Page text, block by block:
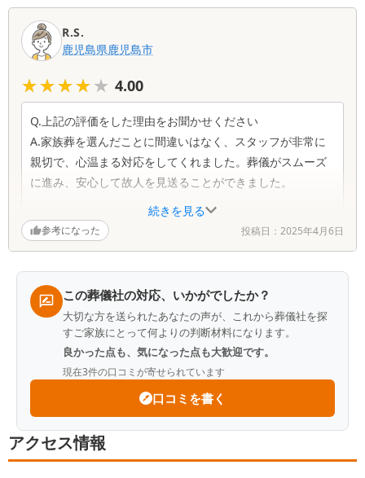
A.スタッフの皆さんが丁寧で親切でした。親族の気持ちに
寄り添いながら、すべてがスムーズに進むよう配慮してく
ださったことに感謝しています。
Q.改善点はありますか？お気づきの点をお聞かせください
A.改善すべき点はありません。心から感謝しております。
続きを見る
R.S.
鹿児島県鹿児島市
★★★★★
★★★★★ 4.00
Q.上記の評価をした理由をお聞かせください
A.家族葬を選んだことに間違いはなく、スタッフが非常に
親切で、心温まる対応をしてくれました。葬儀がスムーズ
に進み、安心して故人を見送ることができました。
Q.担当スタッフの対応ついてお聞かせください
A.家族葬を選んだことに間違いはなく、スタッフが非常に
に進み、安心して故人を見送ることができました。
Q.改善点はありますか？お気づきの点をお聞かせください
A.大きな改善点はありません
参考になった 投稿日： 2025年4月6日
この葬儀社の対応、いかがでしたか？
大切な方を送られたあなたの声が、これから葬儀社を探
すご家族にとって何よりの判断材料になります。
良かった点も、気になった点も大歓迎です。
現在3件の口コミが寄せられています
口コミを書く
アクセス情報